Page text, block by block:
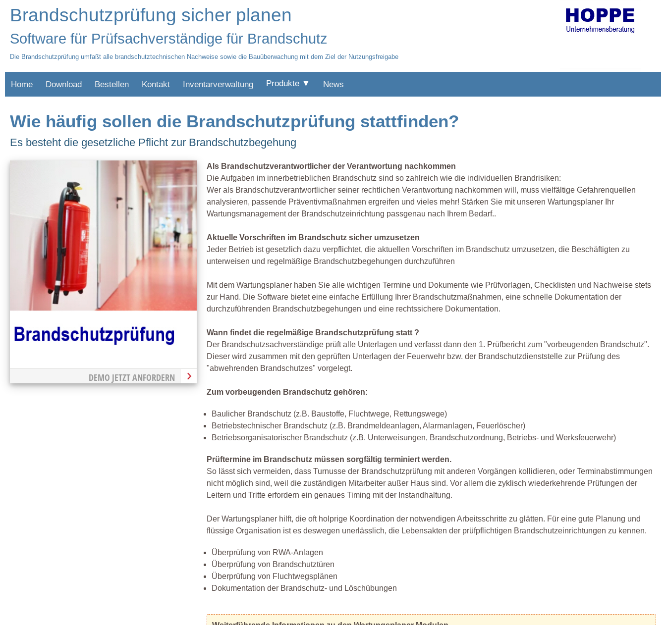
Brandschutzprüfung sicher planen
Software für Prüfsachverständige für Brandschutz
Die Brandschutzprüfung umfaßt alle brandschutztechnischen Nachweise sowie die Bauüberwachung mit dem Ziel der Nutzungsfreigabe
Home Download Bestellen Kontakt Inventarverwaltung Produkte ▼ News
Wie häufig sollen die Brandschutzprüfung stattfinden?
Es besteht die gesetzliche Pflicht zur Brandschutzbegehung
DEMO JETZT ANFORDERN
Als Brandschutzverantwortlicher der Verantwortung nachkommen
Die Aufgaben im innerbetrieblichen Brandschutz sind so zahlreich wie die individuellen Brandrisiken:
Wer als Brandschutzverantwortlicher seiner rechtlichen Verantwortung nachkommen will, muss vielfältige Gefahrenquellen
analysieren, passende Präventivmaßnahmen ergreifen und vieles mehr! Stärken Sie mit unseren Wartungsplaner Ihr
Wartungsmanagement der Brandschutzeinrichtung passgenau nach Ihrem Bedarf..
Aktuelle Vorschriften im Brandschutz sicher umzusetzen
Jeder Betrieb ist gesetzlich dazu verpflichtet, die aktuellen Vorschriften im Brandschutz umzusetzen, die Beschäftigten zu
unterweisen und regelmäßige Brandschutzbegehungen durchzuführen
Mit dem Wartungsplaner haben Sie alle wichtigen Termine und Dokumente wie Prüfvorlagen, Checklisten und Nachweise stets
zur Hand. Die Software bietet eine einfache Erfüllung Ihrer Brandschutzmaßnahmen, eine schnelle Dokumentation der
durchzuführenden Brandschutzbegehungen und eine rechtssichere Dokumentation.
Wann findet die regelmäßige Brandschutzprüfung statt ?
Der Brandschutzsachverständige prüft alle Unterlagen und verfasst dann den 1. Prüfbericht zum "vorbeugenden Brandschutz".
Dieser wird zusammen mit den geprüften Unterlagen der Feuerwehr bzw. der Brandschutzdienststelle zur Prüfung des
"abwehrenden Brandschutzes" vorgelegt.
Zum vorbeugenden Brandschutz gehören:
Baulicher Brandschutz (z.B. Baustoffe, Fluchtwege, Rettungswege)
Betriebstechnischer Brandschutz (z.B. Brandmeldeanlagen, Alarmanlagen, Feuerlöscher)
Betriebsorganisatorischer Brandschutz (z.B. Unterweisungen, Brandschutzordnung, Betriebs- und Werksfeuerwehr)
Prüftermine im Brandschutz müssen sorgfältig terminiert werden.
So lässt sich vermeiden, dass Turnusse der Brandschutzprüfung mit anderen Vorgängen kollidieren, oder Terminabstimmungen
nicht möglich sind, weil die zuständigen Mitarbeiter außer Haus sind. Vor allem die zyklisch wiederkehrende Prüfungen der
Leitern und Tritte erfordern ein genaues Timing mit der Instandhaltung.
Der Wartungsplaner hilft, die oft holprige Koordination der notwendigen Arbeitsschritte zu glätten. Für eine gute Planung und
flüssige Organisation ist es deswegen unerlässlich, die Lebensakten der prüfpflichtigen Brandschutzeinrichtungen zu kennen.
Überprüfung von RWA-Anlagen
Überprüfung von Brandschutztüren
Überprüfung von Fluchtwegsplänen
Dokumentation der Brandschutz- und Löschübungen